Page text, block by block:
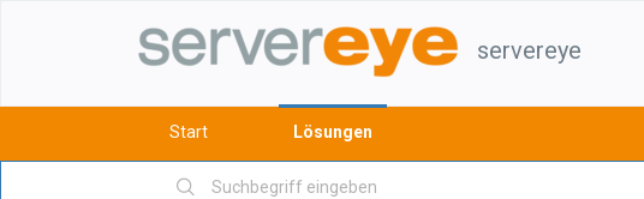
servereye
Start Lösungen